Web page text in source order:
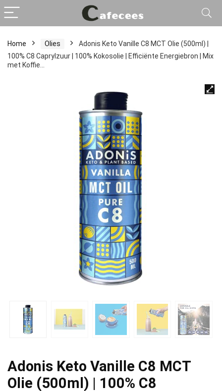
Home Olies
Adonis Keto Vanille C8 MCT Olie (500ml) |
100% C8 Caprylzuur | 100% Kokosolie | Efficiënte Energiebron | Mix
met Koffie…
Adonis Keto Vanille C8 MCT
Olie (500ml) | 100% C8